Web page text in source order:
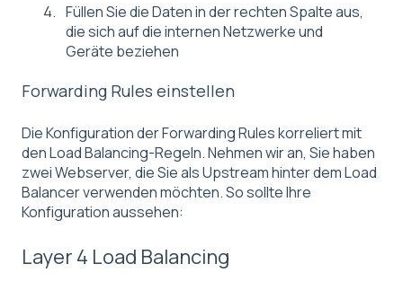
Füllen Sie die Daten in der rechten Spalte aus,
die sich auf die internen Netzwerke und
Geräte beziehen
Forwarding Rules einstellen
Die Konfiguration der Forwarding Rules korreliert mit
den Load Balancing-Regeln. Nehmen wir an, Sie haben
zwei Webserver, die Sie als Upstream hinter dem Load
Balancer verwenden möchten. So sollte Ihre
Konfiguration aussehen:
Layer 4 Load Balancing